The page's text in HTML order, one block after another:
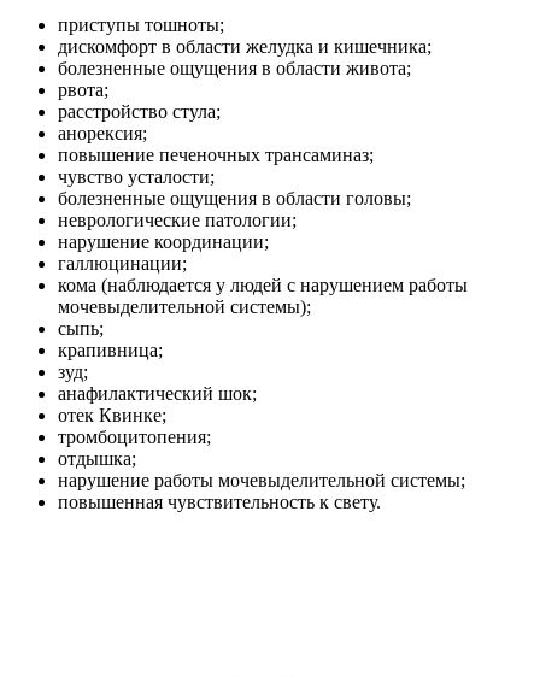
приступы тошноты;
дискомфорт в области желудка и кишечника;
болезненные ощущения в области живота;
рвота;
расстройство стула;
анорексия;
повышение печеночных трансаминаз;
чувство усталости;
болезненные ощущения в области головы;
неврологические патологии;
нарушение координации;
галлюцинации;
кома (наблюдается у людей с нарушением работы
мочевыделительной системы);
сыпь;
крапивница;
зуд;
анафилактический шок;
отек Квинке;
тромбоцитопения;
отдышка;
нарушение работы мочевыделительной системы;
повышенная чувствительность к свету.